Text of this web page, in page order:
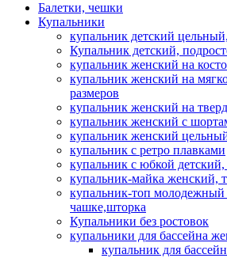
Балетки, чешки
Купальники
купальник детский
Купальник детский,
купальник женский на
купальник женский на
размеров
купальник женский на
купальник женский с
купальник женский
купальник с ретро плавками
купальник с юбкой детский,
купальник-майка женский,
купальник-топ молодежный
чашке,шторка
Купальники без ростовок
купальники для бассейна
купальник для